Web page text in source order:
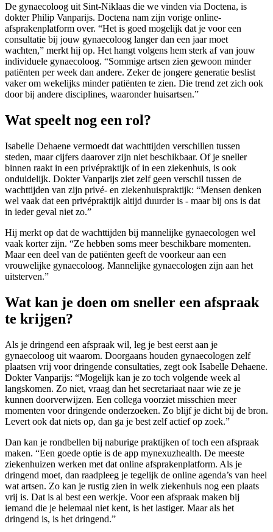
De gynaecoloog uit Sint-Niklaas die we vinden via Doctena, is
dokter Philip Vanparijs. Doctena nam zijn vorige online-
afsprakenplatform over. “Het is goed mogelijk dat je voor een
consultatie bij jouw gynaecoloog langer dan een jaar moet
wachten,” merkt hij op. Het hangt volgens hem sterk af van jouw
individuele gynaecoloog. “Sommige artsen zien gewoon minder
patiënten per week dan andere. Zeker de jongere generatie beslist
vaker om wekelijks minder patiënten te zien. Die trend zet zich ook
door bij andere disciplines, waaronder huisartsen.”
Wat speelt nog een rol?
Isabelle Dehaene vermoedt dat wachttijden verschillen tussen
steden, maar cijfers daarover zijn niet beschikbaar. Of je sneller
binnen raakt in een privépraktijk of in een ziekenhuis, is ook
onduidelijk. Dokter Vanparijs ziet zelf geen verschil tussen de
wachttijden van zijn privé- en ziekenhuispraktijk: “Mensen denken
wel vaak dat een privépraktijk altijd duurder is - maar bij ons is dat
in ieder geval niet zo.”
Hij merkt op dat de wachttijden bij mannelijke gynaecologen wel
vaak korter zijn. “Ze hebben soms meer beschikbare momenten.
Maar een deel van de patiënten geeft de voorkeur aan een
vrouwelijke gynaecoloog. Mannelijke gynaecologen zijn aan het
uitsterven.”
Wat kan je doen om sneller een afspraak
te krijgen?
Als je dringend een afspraak wil, leg je best eerst aan je
gynaecoloog uit waarom. Doorgaans houden gynaecologen zelf
plaatsen vrij voor dringende consultaties, zegt ook Isabelle Dehaene.
Dokter Vanparijs: “Mogelijk kan je zo toch volgende week al
langskomen. Zo niet, vraag dan het secretariaat naar wie ze je
kunnen doorverwijzen. Een collega voorziet misschien meer
momenten voor dringende onderzoeken. Zo blijf je dicht bij de bron.
Levert ook dat niets op, dan ga je best zelf actief op zoek.”
Dan kan je rondbellen bij naburige praktijken of toch een afspraak
maken. “Een goede optie is de app mynexuzhealth. De meeste
ziekenhuizen werken met dat online afsprakenplatform. Als je
dringend moet, dan raadpleeg je tegelijk de online agenda’s van heel
wat artsen. Zo kan je rustig zien in welk ziekenhuis nog een plaats
vrij is. Dat is al best een werkje. Voor een afspraak maken bij
iemand die je helemaal niet kent, is het lastiger. Maar als het
dringend is, is het dringend.”